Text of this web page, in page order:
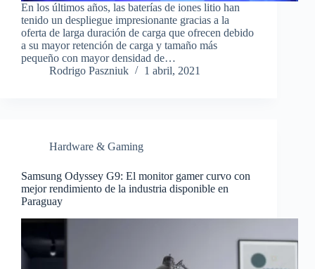
En los últimos años, las baterías de iones litio han
tenido un despliegue impresionante gracias a la
oferta de larga duración de carga que ofrecen debido
a su mayor retención de carga y tamaño más
pequeño con mayor densidad de…
Rodrigo Paszniuk
1 abril, 2021
Hardware & Gaming
Samsung Odyssey G9: El monitor gamer curvo con
mejor rendimiento de la industria disponible en
Paraguay